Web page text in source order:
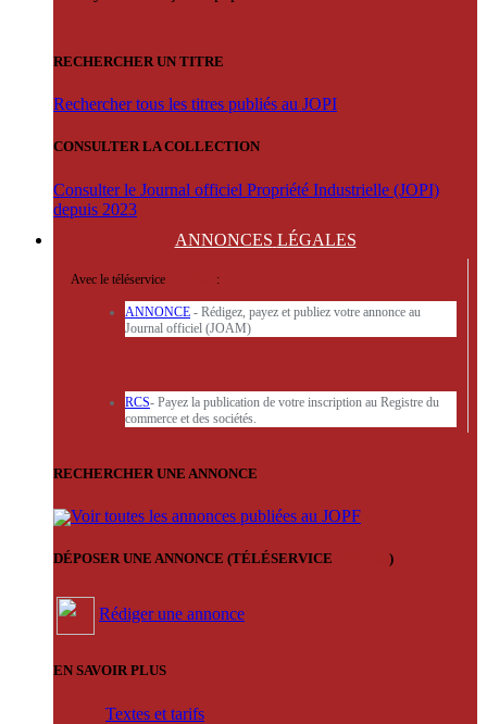
RECHERCHER UN TITRE
Rechercher tous les titres publiés au JOPI
CONSULTER LA COLLECTION
Consulter le Journal officiel Propriété Industrielle (JOPI)
depuis 2023
ANNONCES LÉGALES
Avec le téléservice :
ANNONCE - Rédigez, payez et publiez votre annonce au
Journal officiel (JOAM)
RCS- Payez la publication de votre inscription au Registre du
commerce et des sociétés.
RECHERCHER UNE ANNONCE
Voir toutes les annonces publiées au JOPF
DÉPOSER UNE ANNONCE (TÉLÉSERVICE )
Rédiger une annonce
EN SAVOIR PLUS
Textes et tarifs